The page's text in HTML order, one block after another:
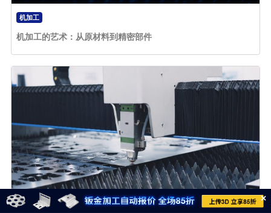
机加工
机加工的艺术：从原材料到精密部件
×